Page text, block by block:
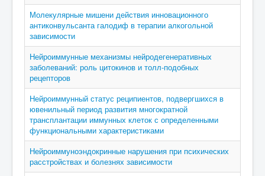
Молекулярные мишени действия инновационного
антиконвульсанта галодиф в терапии алкогольной
зависимости
Нейроиммунные механизмы нейродегенеративных
заболеваний: роль цитокинов и толл-подобных
рецепторов
Нейроиммунный статус реципиентов, подвергшихся в
ювенильный период развития многократной
трансплантации иммунных клеток с определенными
функциональными характеристиками
Нейроиммуноэндокринные нарушения при психических
расстройствах и болезнях зависимости